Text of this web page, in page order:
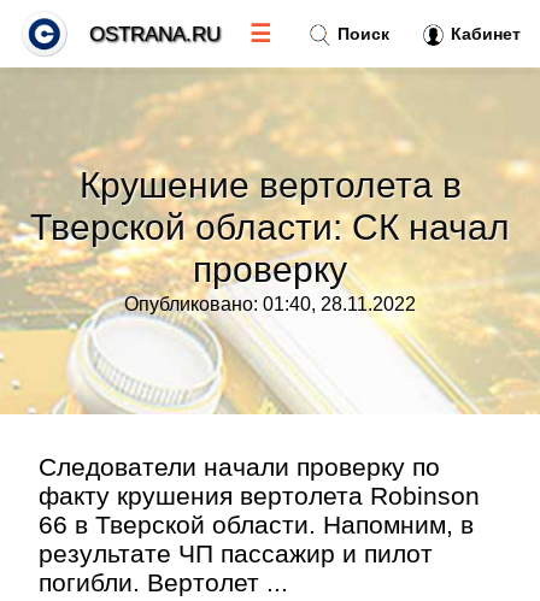
Крушение вертолета в
Тверской области: СК начал
проверку
Опубликовано: 01:40, 28.11.2022
Следователи начали проверку по
факту крушения вертолета Robinson
66 в Тверской области. Напомним, в
результате ЧП пассажир и пилот
погибли. Вертолет ...
Поиск Кабинет
OSTRANA.RU ☰
Тренды новостей»
Рубрики»
Правила
Контакт»